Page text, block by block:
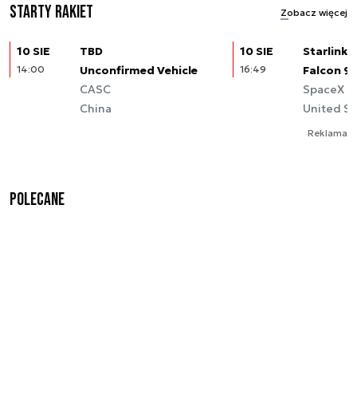
Starty rakiet Zobacz więcej
10 SIE
14:00
TBD
Unconfirmed Vehicle
CASC
China
10 SIE
16:49
Starlink
Falcon 9
SpaceX
United
Reklama
Polecane